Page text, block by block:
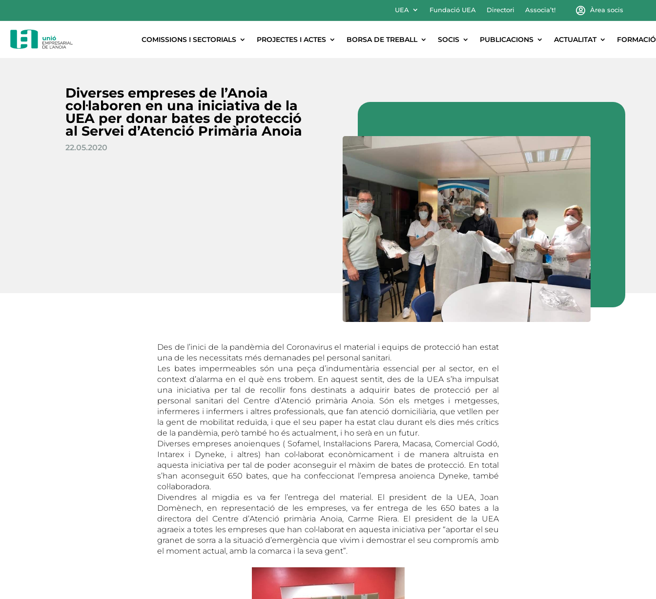
UEA Fundació UEA Directori Associa’t! Àrea socis
COMISSIONS I SECTORIALS PROJECTES I ACTES BORSA DE TREBALL SOCIS PUBLICACIONS ACTUALITAT FORMACIÓ
Diverses empreses de l’Anoia
col·laboren en una iniciativa de la
UEA per donar bates de protecció
al Servei d’Atenció Primària Anoia
22.05.2020
Des de l’inici de la pandèmia del Coronavirus el material i equips de protecció han estat
una de les necessitats més demanades pel personal sanitari.
Les bates impermeables són una peça d’indumentària essencial per al sector, en el
context d’alarma en el què ens trobem. En aquest sentit, des de la UEA s’ha impulsat
una iniciativa per tal de recollir fons destinats a adquirir bates de protecció per al
personal sanitari del Centre d’Atenció primària Anoia. Són els metges i metgesses,
infermeres i infermers i altres professionals, que fan atenció domiciliària, que vetllen per
la gent de mobilitat reduïda, i que el seu paper ha estat clau durant els dies més crítics
de la pandèmia, però també ho és actualment, i ho serà en un futur.
Diverses empreses anoienques ( Sofamel, Instal·lacions Parera, Macasa, Comercial Godó,
Intarex i Dyneke, i altres) han col•laborat econòmicament i de manera altruista en
aquesta iniciativa per tal de poder aconseguir el màxim de bates de protecció. En total
s’han aconseguit 650 bates, que ha confeccionat l’empresa anoienca Dyneke, també
col·laboradora.
Divendres al migdia es va fer l’entrega del material. El president de la UEA, Joan
Domènech, en representació de les empreses, va fer entrega de les 650 bates a la
directora del Centre d’Atenció primària Anoia, Carme Riera. El president de la UEA
agraeix a totes les empreses que han col•laborat en aquesta iniciativa per “aportar el seu
granet de sorra a la situació d’emergència que vivim i demostrar el seu compromís amb
el moment actual, amb la comarca i la seva gent”.